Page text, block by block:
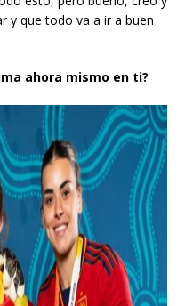
esto, pero bueno, creo y
y que todo va a ir a buen
ahora mismo en ti?